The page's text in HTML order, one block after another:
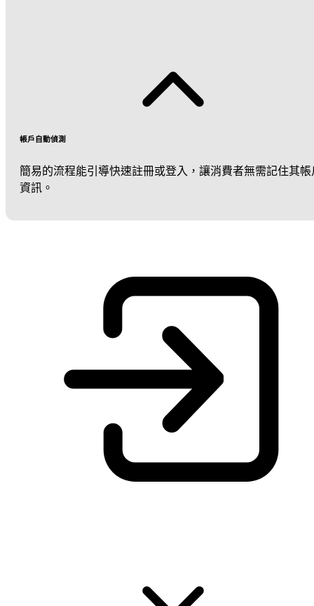
帳戶自動偵測
簡易的流程能引導快速註冊或登入，讓消費者無需記住其帳
資訊。